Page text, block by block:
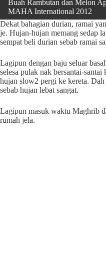
Buah Rambutan dan Melon
MAHA International 2012
Dekat bahagian durian, ramai
je. Hujan-hujan memang sedap
sempat beli durian sebab ramai
Lagipun dengan baju seluar
selesa pulak nak bersantai-
hujan slow2 pergi ke kereta.
sebab hujan lebat sangat.
Lagipun masuk waktu Maghrib
rumah jela.